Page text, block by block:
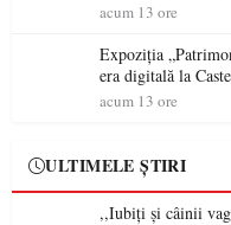
acum 13 ore
Expoziția
era digitală la
acum 13 ore
ULTIMELE ȘTIRI
,,Iubiți și câinii